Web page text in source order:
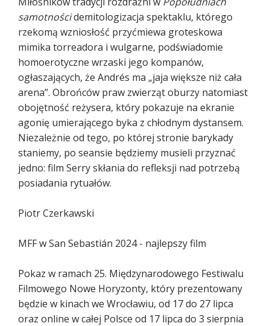
samotnościdemitologizacja spektaklu, którego
rzekomą wzniosłość przyćmiewa groteskowa
mimika torreadora i wulgarne, podświadomie
homoerotyczne wrzaski jego kompanów,
ogłaszających, że Andrés ma „jaja większe niż cała
arena”. Obrońców praw zwierząt oburzy natomiast
obojętność reżysera, który pokazuje na ekranie
agonię umierającego byka z chłodnym dystansem.
Niezależnie od tego, po której stronie barykady
staniemy, po seansie będziemy musieli przyznać
jedno: film Serry skłania do refleksji nad potrzebą
posiadania rytuałów.
Piotr Czerkawski
MFF w San Sebastián 2024 - najlepszy film
Pokaz w ramach 25. Międzynarodowego Festiwalu
Filmowego Nowe Horyzonty, który prezentowany
będzie w kinach we Wrocławiu, od 17 do 27 lipca
oraz online w całej Polsce od 17 lipca do 3 sierpnia